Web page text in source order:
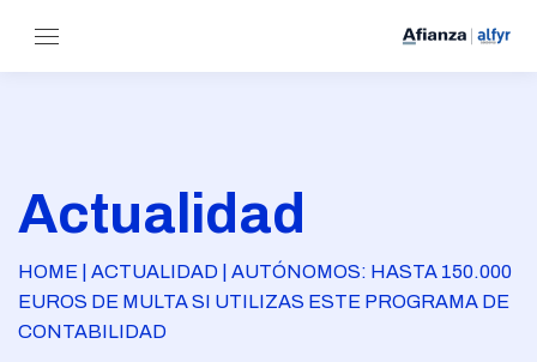
Actualidad
HOME | ACTUALIDAD | AUTÓNOMOS: HASTA 150.000
EUROS DE MULTA SI UTILIZAS ESTE PROGRAMA DE
CONTABILIDAD